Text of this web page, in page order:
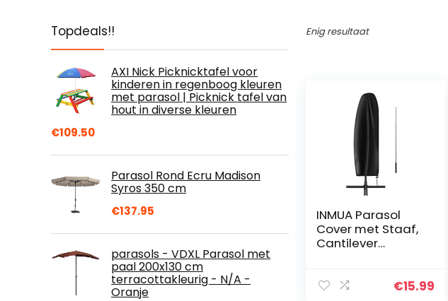
Topdeals!!
AXI Nick Picknicktafel voor
kinderen in regenboog kleuren
met parasol | Picknick tafel van
hout in diverse kleuren
€109.50
Parasol Rond Ecru Madison
Syros 350 cm
€137.95
parasols - VDXL Parasol met
paal 200x130 cm
terracottakleurig - N/A -
Oranje
Enig resultaat
INMUA Parasol
Cover met Staaf,
Cantilever
3 M Waterdicht
€15.99